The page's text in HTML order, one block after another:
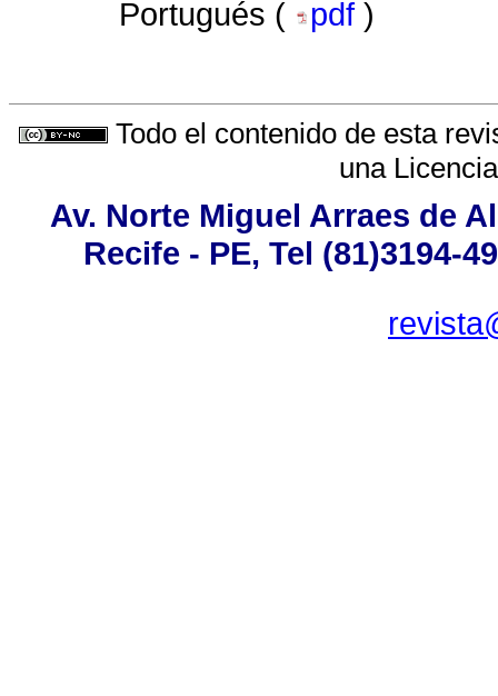
Portugués (
pdf )
Todo el contenido de esta
una
Av. Norte Miguel Arraes de
Recife - PE, Tel (81)3194-